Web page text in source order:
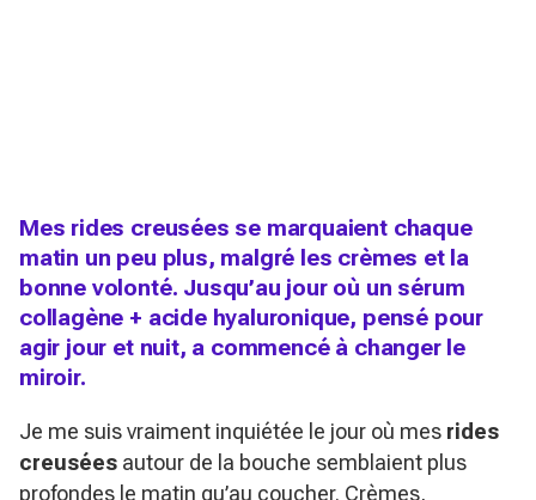
Mes rides creusées se marquaient chaque
matin un peu plus, malgré les crèmes et la
bonne volonté. Jusqu’au jour où un sérum
collagène + acide hyaluronique, pensé pour
agir jour et nuit, a commencé à changer le
miroir.
Je me suis vraiment inquiétée le jour où mes rides
creusées autour de la bouche semblaient plus
profondes le matin qu’au coucher. Crèmes,